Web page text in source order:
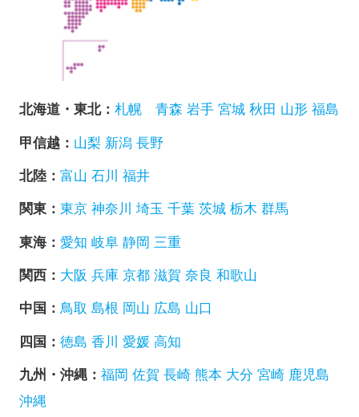
北海道・東北： 札幌 青森 岩手 宮城 秋田 山形 福島
甲信越： 山梨 新潟 長野
北陸： 富山 石川 福井
関東： 東京 神奈川 埼玉 千葉 茨城 栃木 群馬
東海： 愛知 岐阜 静岡 三重
関西： 大阪 兵庫 京都 滋賀 奈良 和歌山
中国： 鳥取 島根 岡山 広島 山口
四国： 徳島 香川 愛媛 高知
九州・沖縄： 福岡 佐賀 長崎 熊本 大分 宮崎 鹿児島
沖縄